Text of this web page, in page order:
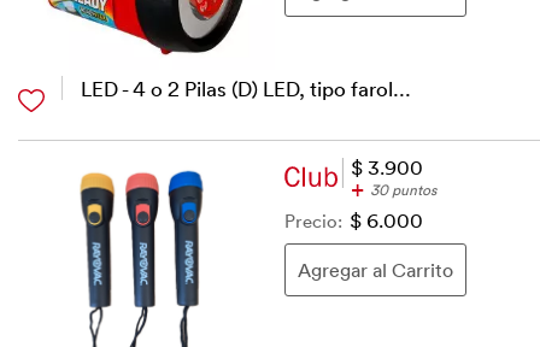
LED - 4 o 2 Pilas (D) LED, tipo farol...
$ 3.900
+ 30 puntos
Precio: $ 6.000